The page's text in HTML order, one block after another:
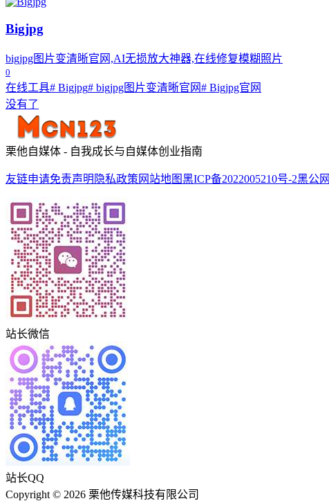
Bigjpg
bigjpg图片变清晰官网,AI无损放大神器,在线修复模糊照片
0
在线工具# Bigjpg# bigjpg图片变清晰官网# Bigjpg官网
没有了
栗他自媒体 - 自我成长与自媒体创业指南
友链申请免责声明 隐私政策 网站地图黑ICP备2022005210号-2黑公
站长微信
站长QQ
Copyright © 2026 栗他传媒科技有限公司